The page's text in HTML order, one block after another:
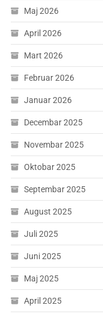
Maj 2026
April 2026
Mart 2026
Februar 2026
Januar 2026
Decembar 2025
Novembar 2025
Oktobar 2025
Septembar 2025
August 2025
Juli 2025
Juni 2025
Maj 2025
April 2025